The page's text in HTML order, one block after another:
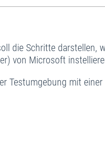
die Schritte darstellen,
von Microsoft
Testumgebung mit